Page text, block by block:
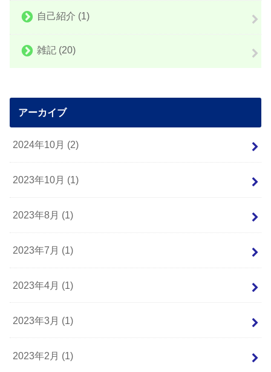
自己紹介 (1)
雑記 (20)
アーカイブ
2024年10月 (2)
2023年10月 (1)
2023年8月 (1)
2023年7月 (1)
2023年4月 (1)
2023年3月 (1)
2023年2月 (1)